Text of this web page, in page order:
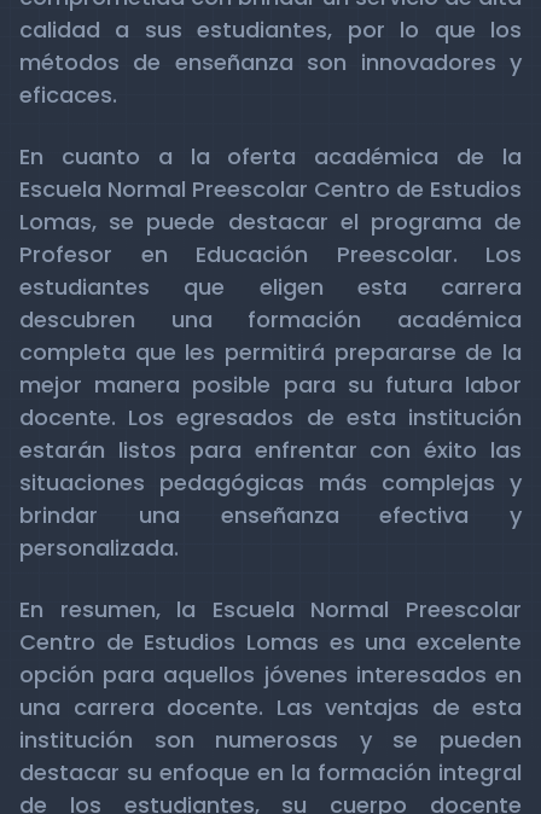
calidad a sus estudiantes, por lo que los
métodos de enseñanza son innovadores y
eficaces.
En cuanto a la oferta académica de la
Escuela Normal Preescolar Centro de Estudios
Lomas, se puede destacar el programa de
Profesor en Educación Preescolar. Los
estudiantes que eligen esta carrera
descubren una formación académica
completa que les permitirá prepararse de la
mejor manera posible para su futura labor
docente. Los egresados de esta institución
estarán listos para enfrentar con éxito las
situaciones pedagógicas más complejas y
brindar una enseñanza efectiva y
personalizada.
En resumen, la Escuela Normal Preescolar
Centro de Estudios Lomas es una excelente
opción para aquellos jóvenes interesados en
una carrera docente. Las ventajas de esta
institución son numerosas y se pueden
destacar su enfoque en la formación integral
de los estudiantes, su cuerpo docente